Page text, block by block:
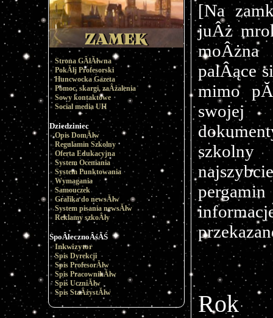
Strona GÂłĂłwna
PokĂłj Profesorski
Huncwocka Gazeta
Pomoc, skargi, zaÂżalenia
Sowy kontaktowe
Social media UH
Dziedziniec
Opis DomĂłw
Regulamin Szkolny
Oferta Edukacyjna
System Oceniania
System Punktowania
Wymagania
Samouczek
Grafika do newsĂłw
System pisania newsĂłw
Reklamy szkoÂły
SpoÂłecznoÂśĂŚ
Inkwizytor
Spis Dyrekcji
Spis ProfesorĂłw
Spis PracownikĂłw
Spis UczniĂłw
Spis StaÂżystĂłw
[Na
juÂż
palÂące
mimo
swojej
Rok